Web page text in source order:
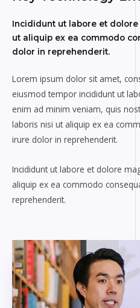
Incididunt ut labore et
ut aliquip ex ea commodo
dolor in reprehenderit.
Lorem ipsum dolor sit amet,
eiusmod tempor incididunt ut
enim ad minim veniam, quis
laboris nisi ut aliquip ex ea
irure dolor in reprehenderit.
Incididunt ut labore et dolore
aliquip ex ea commodo
reprehenderit.